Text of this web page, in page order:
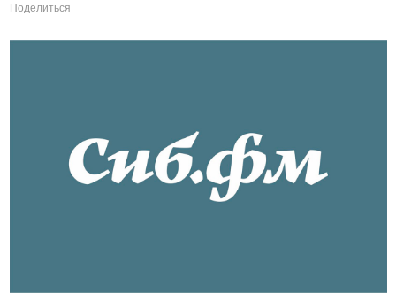
Поделиться